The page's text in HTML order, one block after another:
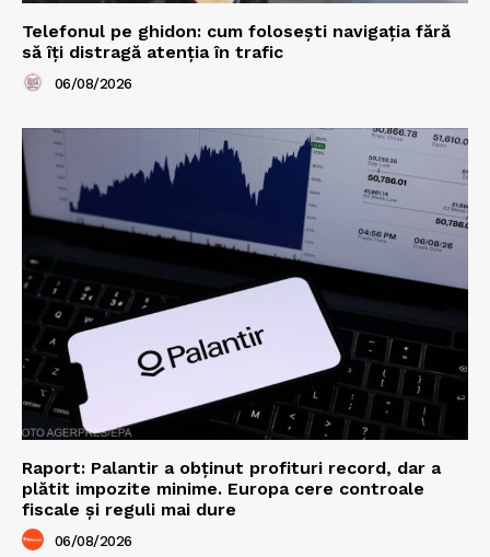
Telefonul pe ghidon: cum folosești navigația fără
să îți distragă atenția în trafic
06/08/2026
Raport: Palantir a obținut profituri record, dar a
plătit impozite minime. Europa cere controale
fiscale și reguli mai dure
06/08/2026